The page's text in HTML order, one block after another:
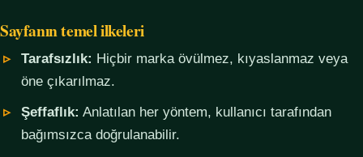
Sayfanın temel ilkeleri
Tarafsızlık: Hiçbir marka övülmez, kıyaslanmaz veya
öne çıkarılmaz.
Şeffaflık: Anlatılan her yöntem, kullanıcı tarafından
bağımsızca doğrulanabilir.